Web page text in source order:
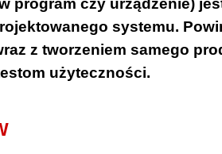
systemu.
z tworzeniem samego
użyteczności.